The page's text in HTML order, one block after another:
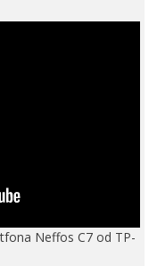
Neffos C7 od TP-